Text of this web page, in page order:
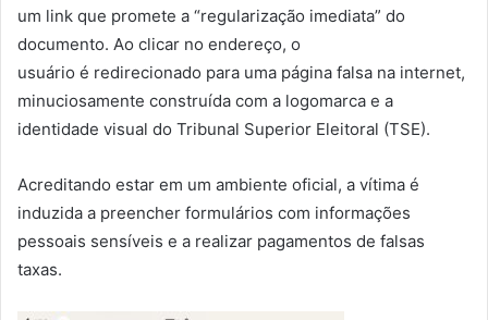
um link que promete a “regularização imediata” do
documento. Ao clicar no endereço, o
usuário é redirecionado para uma página falsa na internet,
minuciosamente construída com a logomarca e a
identidade visual do Tribunal Superior Eleitoral (TSE).
Acreditando estar em um ambiente oficial, a vítima é
induzida a preencher formulários com informações
pessoais sensíveis e a realizar pagamentos de falsas
taxas.